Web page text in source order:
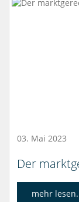
03. Mai 2023
Der
mehr